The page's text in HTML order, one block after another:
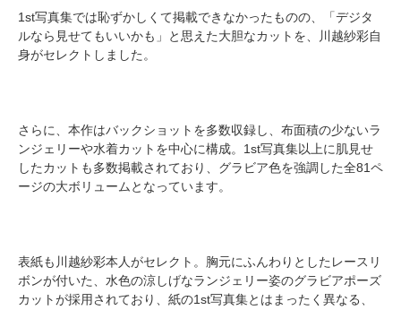
1st写真集では恥ずかしくて掲載できなかったものの、「デジタ
ルなら見せてもいいかも」と思えた大胆なカットを、川越紗彩自
身がセレクトしました。
さらに、本作はバックショットを多数収録し、布面積の少ないラ
ンジェリーや水着カットを中心に構成。1st写真集以上に肌見せ
したカットも多数掲載されており、グラビア色を強調した全81ペ
ージの大ボリュームとなっています。
表紙も川越紗彩本人がセレクト。胸元にふんわりとしたレースリ
ボンが付いた、水色の涼しげなランジェリー姿のグラビアポーズ
カットが採用されており、紙の1st写真集とはまったく異なる、